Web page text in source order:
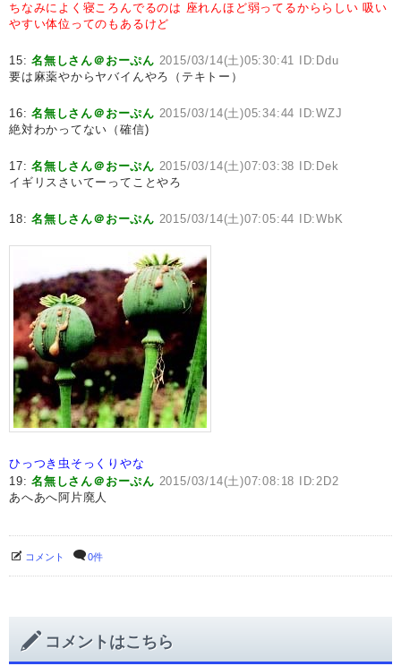
ちなみによく寝ころんでるのは 座れんほど弱ってるかららしい 吸い
やすい体位ってのもあるけど
15:名無しさん＠おーぷん 2015/03/14(土)05:30:41 ID:Ddu
要は麻薬やからヤバイんやろ（テキトー）
16:名無しさん＠おーぷん 2015/03/14(土)05:34:44 ID:WZJ
絶対わかってない（確信)
17:名無しさん＠おーぷん 2015/03/14(土)07:03:38 ID:Dek
イギリスさいてーってことやろ
18:名無しさん＠おーぷん 2015/03/14(土)07:05:44 ID:WbK
ひっつき虫そっくりやな
19:名無しさん＠おーぷん 2015/03/14(土)07:08:18 ID:2D2
あへあへ阿片廃人
コメント 0件
コメントはこちら